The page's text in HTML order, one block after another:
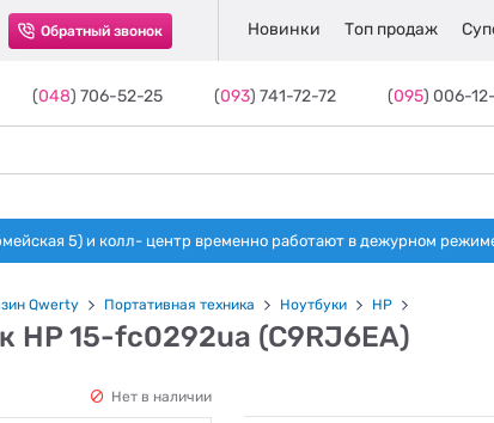
Обратный звонок Новинки Топ продаж
(048) 706-52-25 (093) 741-72-72 (095) 006-
5) и колл- центр временно работают в дежурном
Qwerty Портативная техника Ноутбуки HP
HP 15-fc0292ua (C9RJ6EA)
Нет в наличии